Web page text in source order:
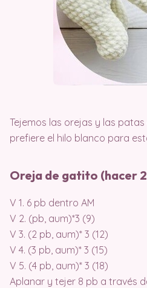
Tejemos las orejas y las
prefiere el hilo blanco para
Oreja de gatito (hacer
V 1. 6 pb dentro AM
V 2. (pb, aum)*3 (9)
V 3. (2 pb, aum)* 3 (12)
V 4. (3 pb, aum)* 3 (15)
V 5. (4 pb, aum)* 3 (18)
Aplanar y tejer 8 pb a través